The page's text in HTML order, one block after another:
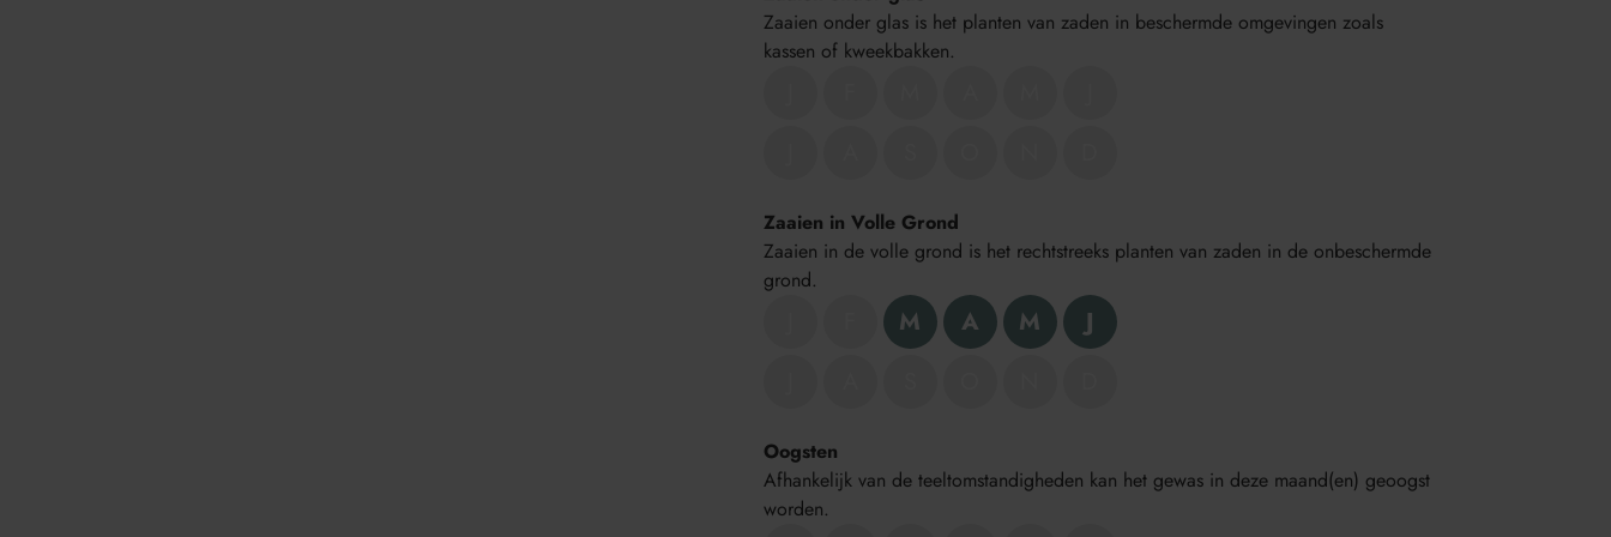
Zaaien onder glas is het planten van zaden in beschermde omgevingen zoals
kassen of kweekbakken.
Zaaien in Volle Grond
Zaaien in de volle grond is het rechtstreeks planten van zaden in de onbeschermde
grond.
M A M
J
Oogsten
Afhankelijk van de teeltomstandigheden kan het gewas in deze maand(en) geoogst
worden.